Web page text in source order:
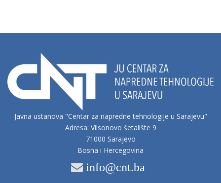
Javna ustanova "Centar za napredne tehnologije u Sarajevu"
Adresa: Vilsonovo šetalište 9
71000 Sarajevo
Bosna i Hercegovina
info@cnt.ba